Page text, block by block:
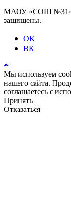
МАОУ «СОШ №31»
защищены.
OK
ВК
Мы используем
нашего сайта.
соглашаетесь с
Принять
Отказаться